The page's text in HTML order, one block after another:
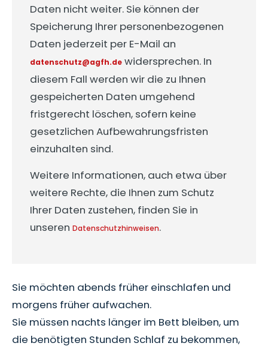
Daten nicht weiter. Sie können der
Speicherung Ihrer personenbezogenen
Daten jederzeit per E-Mail an
datenschutz@agfh.de widersprechen. In
diesem Fall werden wir die zu Ihnen
gespeicherten Daten umgehend
fristgerecht löschen, sofern keine
gesetzlichen Aufbewahrungsfristen
einzuhalten sind.
Weitere Informationen, auch etwa über
weitere Rechte, die Ihnen zum Schutz
Ihrer Daten zustehen, finden Sie in
unseren Datenschutzhinweisen.
Sie möchten abends früher einschlafen und
morgens früher aufwachen.
Sie müssen nachts länger im Bett bleiben, um
die benötigten Stunden Schlaf zu bekommen,